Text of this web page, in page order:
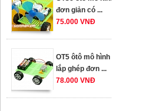
đơn giản có ...
75.000 VNĐ
OT5 ôtô mô hình
lắp ghép đơn ...
78.000 VNĐ